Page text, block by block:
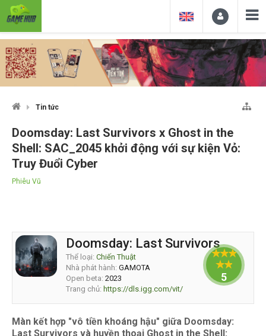
Tin tức
Doomsday: Last Survivors x Ghost in the
Shell: SAC_2045 khởi động với sự kiện Vỏ:
Truy Đuổi Cyber
Phiêu Vũ
Doomsday: Last Survivors
Thể loại: Chiến Thuật
Nhà phát hành: GAMOTA
Open beta: 2023
Trang chủ: https://dls.igg.com/vit/
5
Màn kết hợp "vô tiền khoáng hậu" giữa Doomsday:
Last Survivors và huyền thoại Ghost in the Shell: